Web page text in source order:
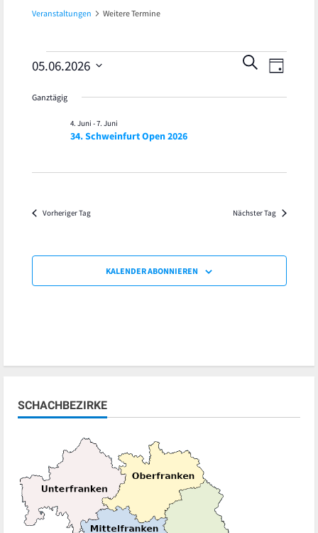
Veranstaltungen Weitere Termine
Veranstaltungen
für
Suche
SUCHE
TAG
05.06.2026
wählen.
Ganztägig
34. Schweinfurt Open 2026
4. Juni -7. Juni
Vorheriger Tag Nächster Tag
KALENDER ABONNIEREN
SCHACHBEZIRKE